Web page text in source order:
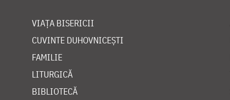
VIAȚA BISERICII
CUVINTE DUHOVNICEȘTI
FAMILIE
LITURGICĂ
BIBLIOTECĂ